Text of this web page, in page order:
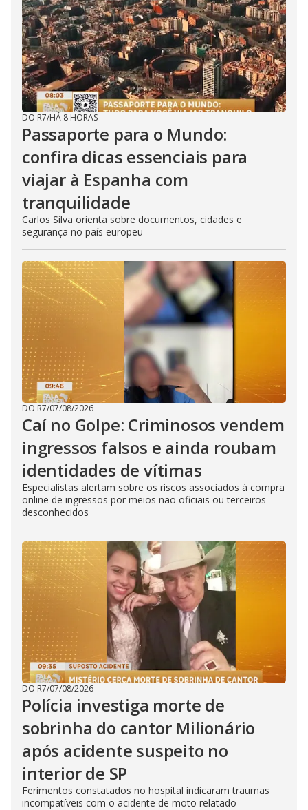
DO R7/HÁ 8 HORAS
Passaporte para o Mundo:
confira dicas essenciais para
viajar à Espanha com
tranquilidade
Carlos Silva orienta sobre documentos, cidades e
segurança no país europeu
DO R7/07/08/2026
Caí no Golpe: Criminosos vendem
ingressos falsos e ainda roubam
identidades de vítimas
Especialistas alertam sobre os riscos associados à compra
online de ingressos por meios não oficiais ou terceiros
desconhecidos
DO R7/07/08/2026
Polícia investiga morte de
sobrinha do cantor Milionário
após acidente suspeito no
interior de SP
Ferimentos constatados no hospital indicaram traumas
incompatíveis com o acidente de moto relatado